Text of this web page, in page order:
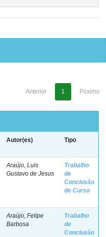
Anterior 1 Póximo
Autor(es) Tipo
Araújo, Luis
Gustavo de Jesus
Trabalho
de
Conclusão
de Curso
Araújo, Felipe
Barbosa
Trabalho
de
Conclusão